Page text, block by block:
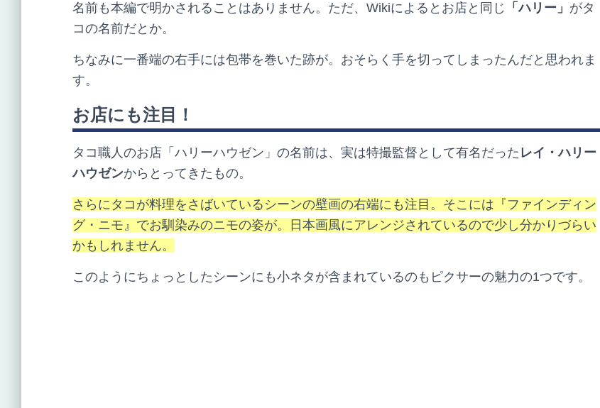
名前も本編で明かされることはありません。ただ、 Wikiによるとお店と同じ 「ハリー」 がタ
コの名前だとか。
ちなみに一番端の右手には包帯を巻いた跡が。おそらく手を切ってしまったんだと思われま
す。
お店にも注目！
タコ職人のお店「ハリーハウゼン」の名前は、実は特撮監督として有名だった レイ・ハリー
ハウゼンからとってきたもの。
さらにタコが料理をさばいているシーンの壁画の右端にも注目。そこには『ファインディン
グ・ニモ』でお馴染みのニモの姿が。日本画風にアレンジされているので少し分かりづらい
かもしれません。
このようにちょっとしたシーンにも小ネタが含まれているのもピクサーの魅力の1つです。